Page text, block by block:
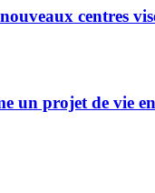
centres
un projet de vie